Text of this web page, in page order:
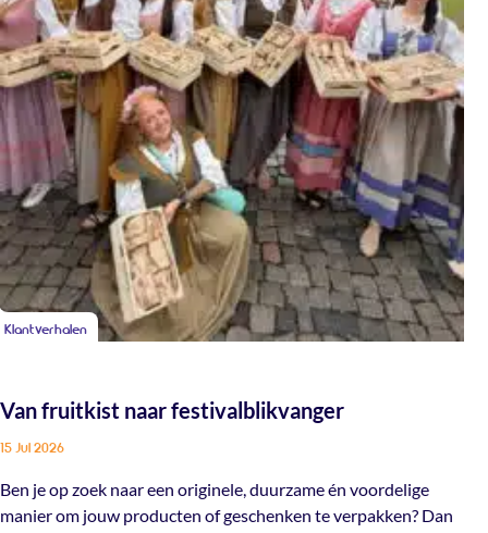
Klantverhalen
Van fruitkist naar festivalblikvanger
15 Jul 2026
Ben je op zoek naar een originele, duurzame én voordelige
manier om jouw producten of geschenken te verpakken? Dan